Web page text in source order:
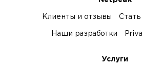
Клиенты и отзывы
Наши разработки
Услуги